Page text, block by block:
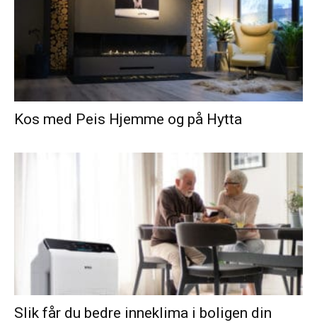
Kos med Peis Hjemme og på Hytta
Slik får du bedre inneklima i boligen din